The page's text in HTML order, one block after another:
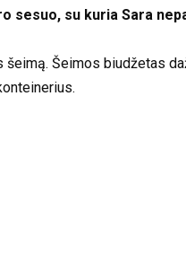
sesuo, su kuria Sara
Šeimos biudžetas